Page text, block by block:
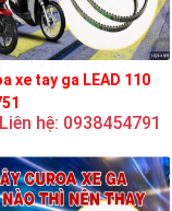
xe tay ga LEAD 110
Liên hệ: 0938454791